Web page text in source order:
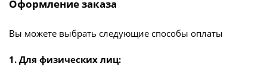
Оформление заказа
Вы можете выбрать следующие способы оплаты
1. Для физических лиц: